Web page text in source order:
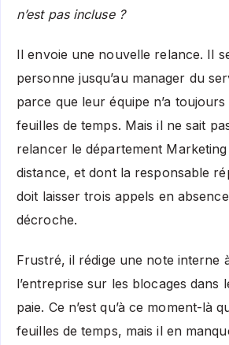
n’est pas incluse ?
Il envoie une nouvelle relance. Il
personne jusqu’au manager du
parce que leur équipe n’a
feuilles de temps. Mais il ne sait
relancer le département
distance, et dont la responsable
doit laisser trois appels en
décroche.
Frustré, il rédige une note interne
l’entreprise sur les blocages dans
paie. Ce n’est qu’à ce moment-là
feuilles de temps, mais il en